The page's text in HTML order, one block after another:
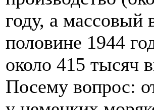
году, а массовый
половине 1944
около 415 тысяч
Посему вопрос: